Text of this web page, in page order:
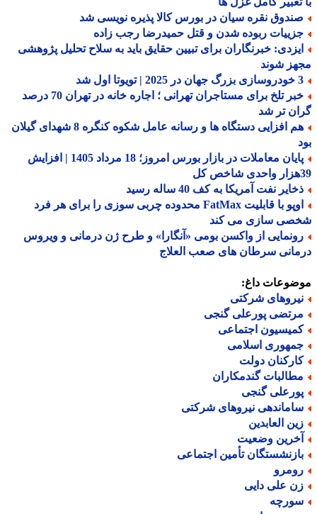
نقره سیان در بورس کالا پذیره نویسی شد
ربوده شدن و قتل حمیدرضا رجب زاده
خبرنگاران برای تبیین حقایق باید به سلاح تحلیل پژوهشی
شوند
خبر تلخ برای مستاجران تهرانی ؛ اجاره خانه در تهران 70 درصد
تر شد
هم افزایی دستگاه ها و رسانه عامل شکوه کنگره 8 شهدای گیلان
پایان معاملات در بازار بورس امروز؛ 18 مرداد 1405 | افزایش
نفت آمریکا به کف 40 ساله رسید
اوپو با قابلیت FatMax محدوده چربی سوزی را برای هر فرد
سازی می کند
از واکسن بومی «آنگارا» و طرح ژن درمانی و ویروس
سرطان های صعب العلاج
داغ:
شرکتی
پورعلی گنجی
اجتماعی
اسلامی
دولت
گندمکاران
گنجی
نیروهای شرکتی
العابدین
وضعیت
تأمین اجتماعی
علی دایی